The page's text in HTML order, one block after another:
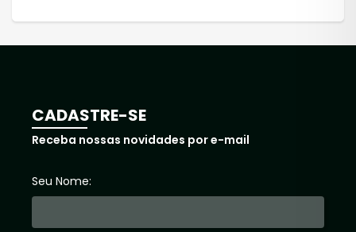
CADASTRE-SE
Receba nossas novidades por e-mail
Seu Nome: